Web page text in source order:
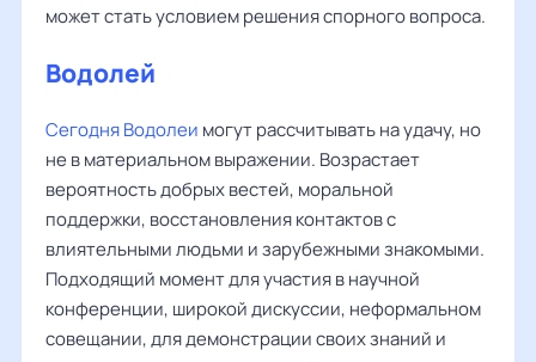
может стать условием решения спорного вопроса.
Водолей
Сегодня Водолеи могут рассчитывать на удачу, но
не в материальном выражении. Возрастает
вероятность добрых вестей, моральной
поддержки, восстановления контактов с
влиятельными людьми и зарубежными знакомыми.
Подходящий момент для участия в научной
конференции, широкой дискуссии, неформальном
совещании, для демонстрации своих знаний и